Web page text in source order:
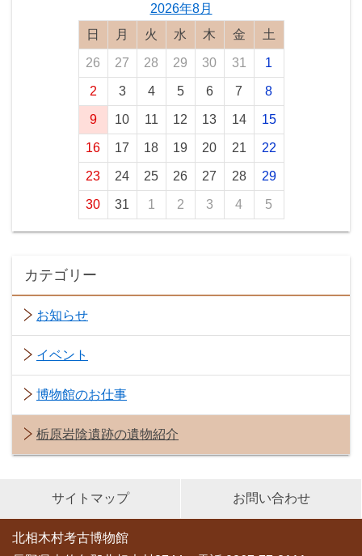
2026年8月
日曜日月曜日火曜日水曜日木曜日金曜日土曜日
26 27 28 29 30 31 1
2 3 4 5 6 7 8
9 10 11 12 13 14 15
16 17 18 19 20 21 22
23 24 25 26 27 28 29
30 31 1 2 3 4 5
カテゴリー
お知らせ
イベント
博物館のお仕事
栃原岩陰遺跡の遺物紹介
サイトマップ お問い合わせ
北相木村考古博物館